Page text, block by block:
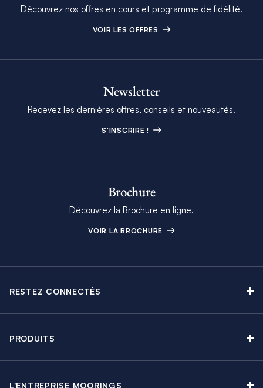
Découvrez nos offres en cours et programme de fidélité.
VOIR LES OFFRES
Newsletter
Recevez les dernières offres, conseils et nouveautés.
S'INSCRIRE !
Brochure
Découvrez la Brochure en ligne.
VOIR LA BROCHURE
RESTEZ CONNECTÉS
Offres en cours
PRODUITS
L'ENTREPRISE MOORINGS